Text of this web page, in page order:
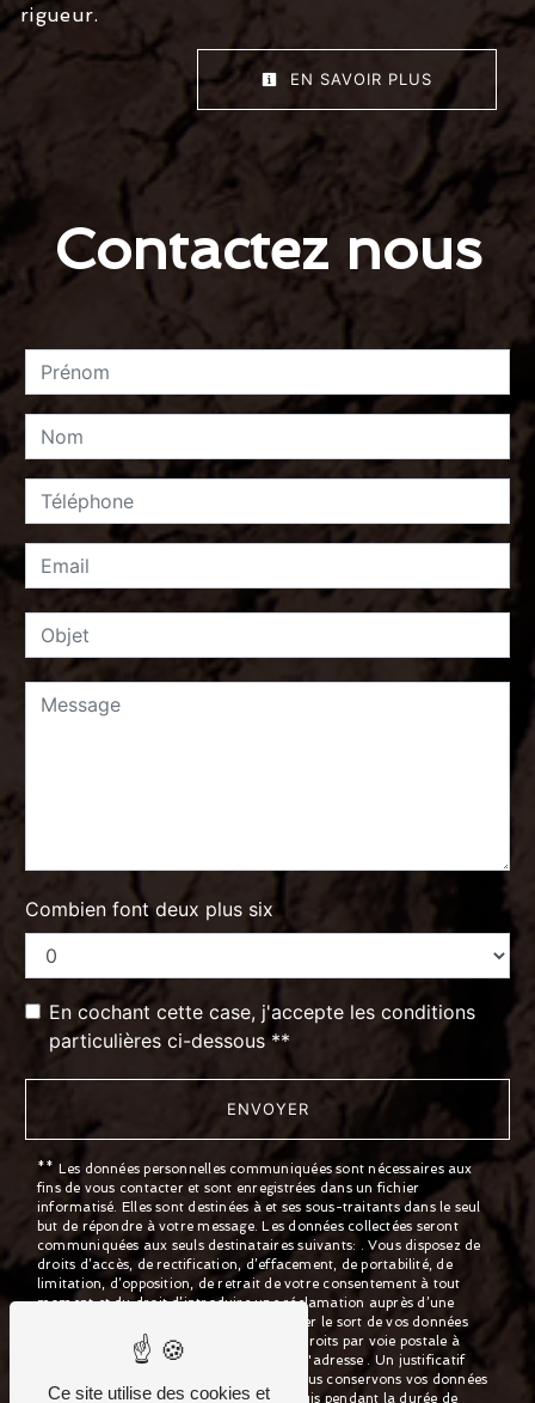
rigueur.
EN SAVOIR PLUS
Contactez nous
Combien font deux plus six
En cochant cette case, j'accepte les conditions
particulières ci-dessous **
ENVOYER
** Les données personnelles communiquées sont nécessaires aux
fins de vous contacter et sont enregistrées dans un fichier
informatisé. Elles sont destinées à et ses sous-traitants dans le seul
but de répondre à votre message. Les données collectées seront
communiquées aux seuls destinataires suivants: . Vous disposez de
droits d’accès, de rectification, d’effacement, de portabilité, de
limitation, d’opposition, de retrait de votre consentement à tout
moment et du droit d’introduire une réclamation auprès d’une
autorité de contrôle, ainsi que d’organiser le sort de vos données
post-mortem. Vous pouvez exercer ces droits par voie postale à
l'adresse ou par courrier électronique à l'adresse . Un justificatif
d'identité pourra vous être demandé. Nous conservons vos données
pendant la période de prise de contact puis pendant la durée de
Ce site utilise des cookies et